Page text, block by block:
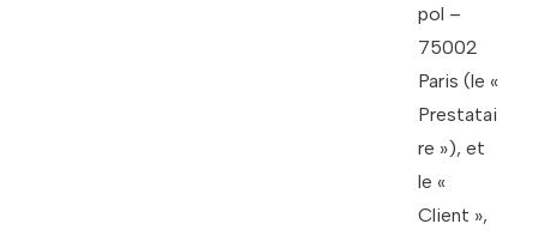
pol –
75002
Paris (le «
Prestatai
re »), et
le «
Client »,